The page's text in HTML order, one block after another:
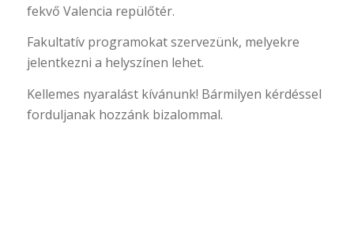
fekvő Valencia repülőtér.
Fakultatív programokat szervezünk, melyekre
jelentkezni a helyszínen lehet.
Kellemes nyaralást kívánunk! Bármilyen kérdéssel
forduljanak hozzánk bizalommal.